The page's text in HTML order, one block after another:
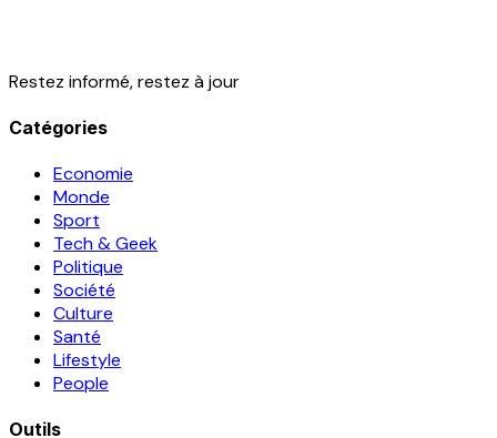
Restez informé, restez à jour
Catégories
Economie
Monde
Sport
Tech & Geek
Politique
Société
Culture
Santé
Lifestyle
People
Outils